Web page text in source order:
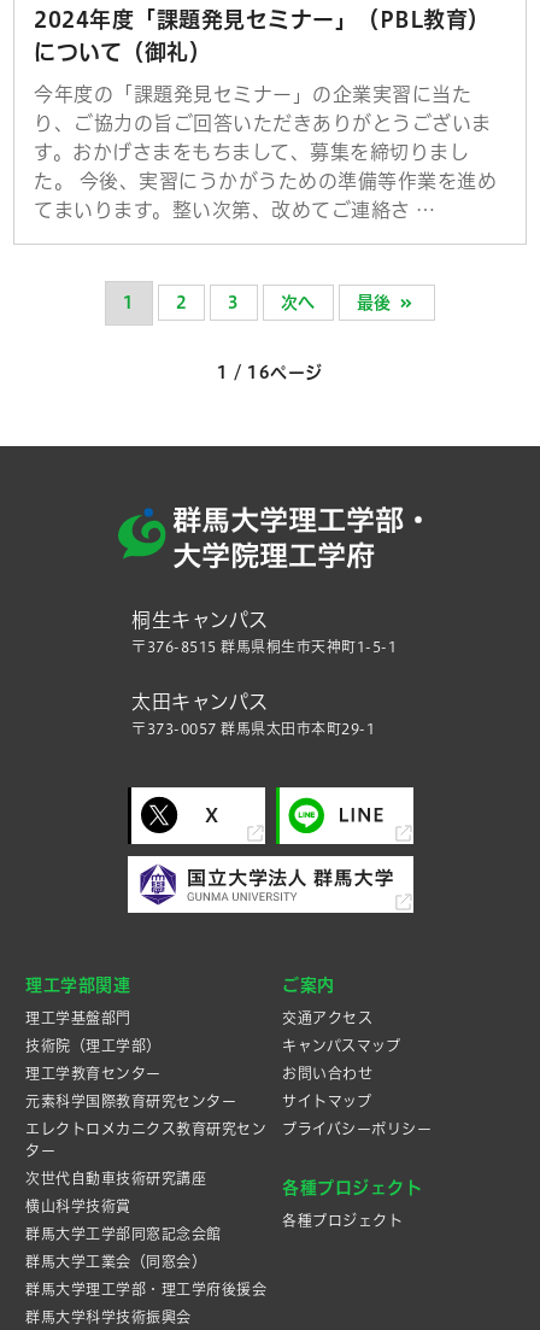
2024年度「課題発見セミナー」（PBL教育）
について（御礼）
今年度の「課題発見セミナー」の企業実習に当た
り、ご協力の旨ご回答いただきありがとうございま
す。おかげさまをもちまして、募集を締切りまし
た。 今後、実習にうかがうための準備等作業を進め
てまいります。整い次第、改めてご連絡さ …
1 2 3 次へ 最後
1 / 16ページ
桐生キャンパス
〒376-8515 群馬県桐生市天神町1-5-1
太田キャンパス
〒373-0057 群馬県太田市本町29-1
理工学部関連
理工学基盤部門
技術院（理工学部）
理工学教育センター
元素科学国際教育研究センター
エレクトロメカニクス教育研究セン
ター
次世代自動車技術研究講座
横山科学技術賞
群馬大学工学部同窓記念会館
群馬大学工業会（同窓会）
群馬大学理工学部・理工学府後援会
群馬大学科学技術振興会
ご案内
交通アクセス
キャンパスマップ
お問い合わせ
サイトマップ
プライバシーポリシー
各種プロジェクト
各種プロジェクト